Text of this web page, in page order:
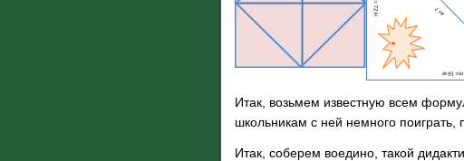
Итак, возьмем известную всем
школьникам с ней немного поиграть,
Итак, соберем воедино, такой